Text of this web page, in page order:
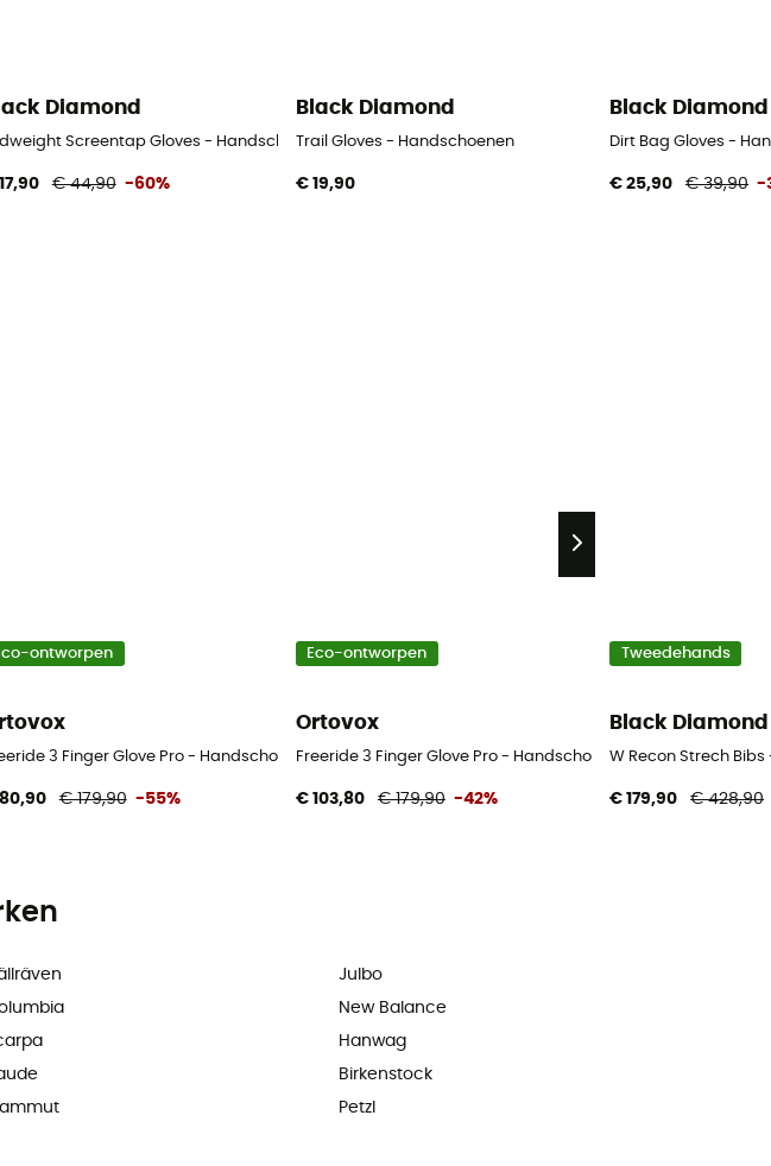
Diamond
Screentap Gloves - Handschoenen
€ 44,90 -60%
Black Diamond
Trail Gloves - Handschoenen
€ 19,90
Black Diamond
Dirt Bag Gloves -
€ 25,90 € 39,90 -
ontworpen
3 Finger Glove Pro - Handschoenen - Heren
€ 179,90 -55%
Eco-ontworpen
Ortovox
Freeride 3 Finger Glove Pro - Handschoenen - Heren
€ 103,80 € 179,90 -42%
Tweedehands
Black Diamond
W Recon Strech
€ 179,90 € 428,90
Julbo
New Balance
Hanwag
Birkenstock
Petzl